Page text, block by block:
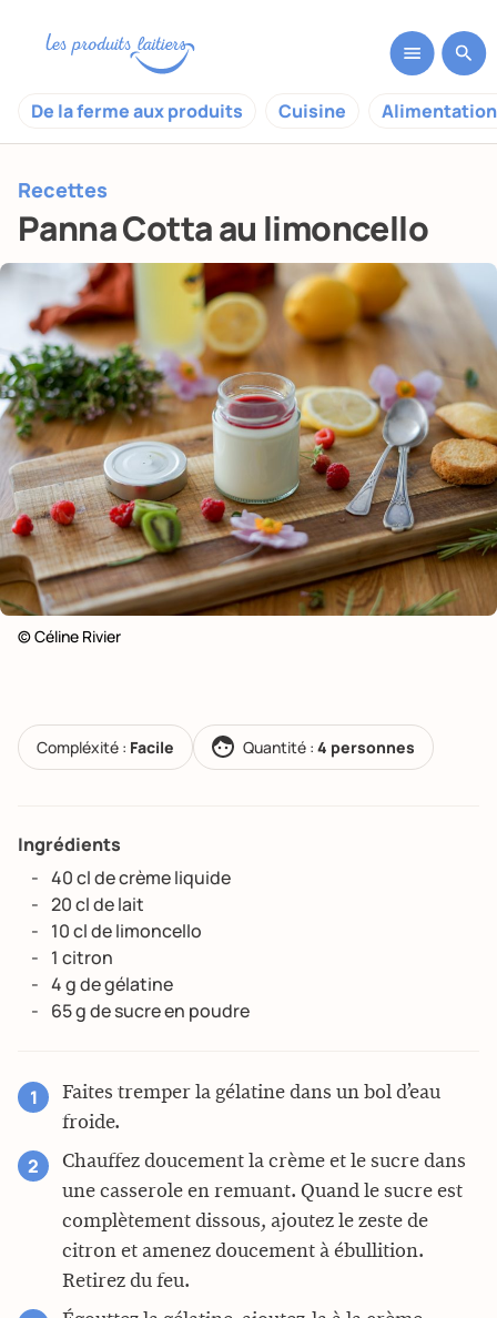
De la ferme aux produits Cuisine
Recettes
Panna Cotta au limoncello
© Céline Rivier
Compléxité : Facile Quantité : 4 personnes
Ingrédients
40 cl de crème liquide
20 cl de lait
10 cl de limoncello
1 citron
4 g de gélatine
65 g de sucre en poudre
Faites tremper la gélatine dans un bol d’eau
froide.
Chauffez doucement la crème et le sucre dans
une casserole en remuant. Quand le sucre est
complètement dissous, ajoutez le zeste de
citron et amenez doucement à ébullition.
Retirez du feu.